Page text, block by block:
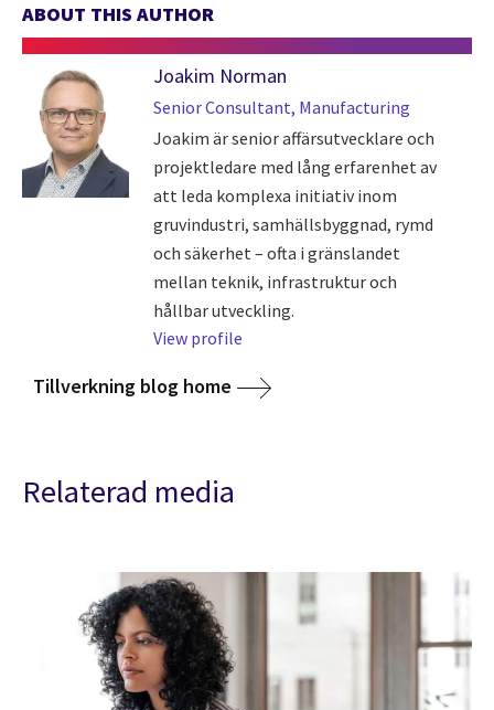
ABOUT THIS AUTHOR
Joakim Norman
Senior Consultant, Manufacturing
Joakim är senior affärsutvecklare och
projektledare med lång erfarenhet av
att leda komplexa initiativ inom
gruvindustri, samhällsbyggnad, rymd
och säkerhet – ofta i gränslandet
mellan teknik, infrastruktur och
hållbar utveckling.
View profile
Tillverkning blog home
Relaterad media